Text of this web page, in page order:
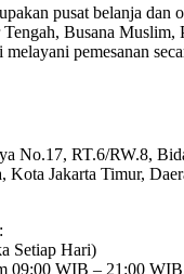
pusat belanja dan
Busana Muslim,
pemesanan
No.17, RT.6/RW.8,
Kota Jakarta Timur,
Setiap Hari)
09:00 WIB – 21:00